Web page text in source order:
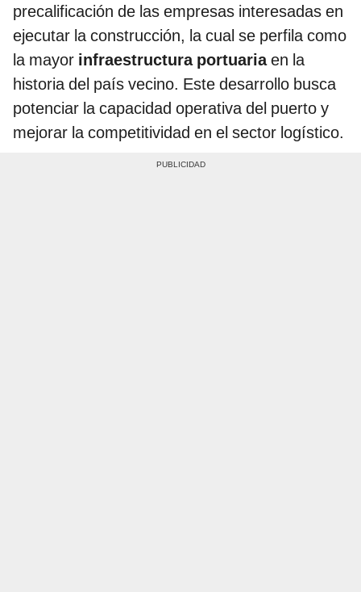
precalificación de las empresas interesadas en
ejecutar la construcción, la cual se perfila como
la mayor infraestructura portuariaen la
historia del país vecino. Este desarrollo busca
potenciar la capacidad operativa del puerto y
mejorar la competitividad en el sector logístico.